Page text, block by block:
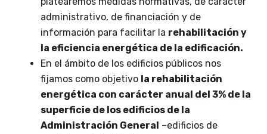
administrativo, de financiación y de
información para facilitar la rehabilitación y
la eficiencia energética de la edificación.
En el ámbito de los edificios públicos nos
fijamos como objetivo la rehabilitación
energética con carácter anual del 3% de la
superficie de los edificios de la
Administración General –edificios de